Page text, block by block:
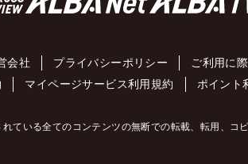
会社 プライバシーポリシー ご利用に
マイページサービス利用規約 ポイント
れている全てのコンテンツの無断での転載、転用、コ